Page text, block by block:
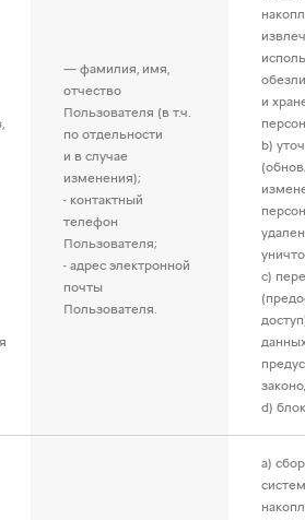
— фамилия, имя,
отчество
Пользователя (в т.ч.
по отдельности
и в случае
изменения);
- контактный
телефон
Пользователя;
- адрес электронной
почты
Пользователя.
и
b)
c)
d)
a)